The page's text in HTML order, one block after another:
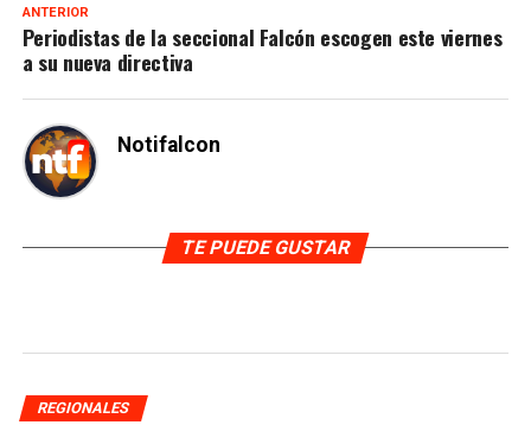
ANTERIOR
Periodistas de la seccional Falcón escogen este viernes
a su nueva directiva
Notifalcon
TE PUEDE GUSTAR
REGIONALES